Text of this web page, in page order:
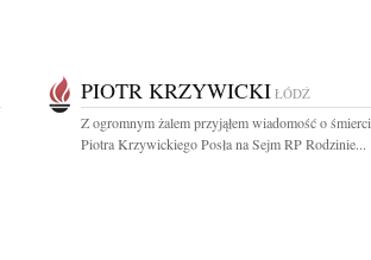
PIOTR KRZYWICKI ŁÓDŹ
Z ogromnym żalem przyjąłem wiadomość o śmierci
Piotra Krzywickiego Posła na Sejm RP Rodzinie...